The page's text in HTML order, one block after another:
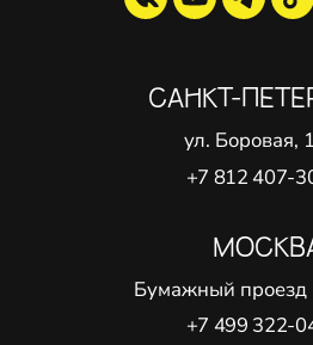
САНКТ-
ул. Боровая,
+7 812 407-
Бумажный проезд
+7 499 322-